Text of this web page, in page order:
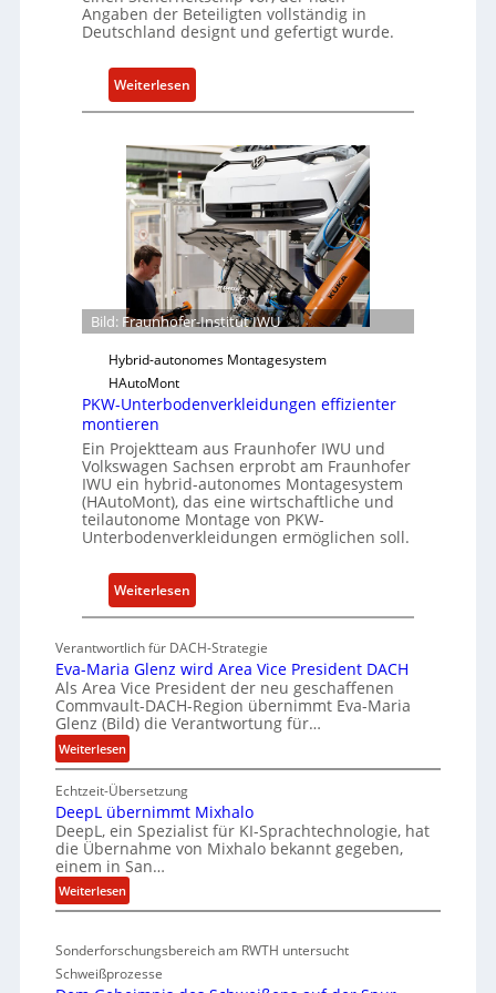
l
i
n
c
A
c
t
s
i
h
i
t
f
ü
r
o
f
a
e
u
n
d
K
Angaben der Beteiligten vollständig in
Deutschland designt und gefertigt wurde.
Weiterlesen
F
a
u
n
h
o
e
r
-
I
s
i
t
u
t
e
e
t
w
i
c
k
e
R
I
S
-
Bild: Fraunhofer-Institut IWU
Hybrid-autonomes Montagesystem
HAutoMont
PKW-Unterbodenverkleidungen effizienter
montieren
Ein Projektteam aus Fraunhofer IWU und
Volkswagen Sachsen erprobt am Fraunhofer
IWU ein hybrid-autonomes Montagesystem
(HAutoMont), das eine wirtschaftliche und
teilautonome Montage von PKW-
Unterbodenverkleidungen ermöglichen soll.
Weiterlesen
P
W
-
U
n
e
b
o
n
Verantwortlich für DACH-Strategie
Eva-Maria Glenz wird Area Vice President DACH
Als Area Vice President der neu geschaffenen
Commvault-DACH-Region übernimmt Eva-Maria
Glenz (Bild) die Verantwortung für…
Weiterlesen:
E
v
a
-
M
a
r
i
G
l
Echtzeit-Übersetzung
DeepL übernimmt Mixhalo
DeepL, ein Spezialist für KI-Sprachtechnologie, hat
die Übernahme von Mixhalo bekannt gegeben,
einem in San…
Weiterlesen:
D
e
p
Sonderforschungsbereich am RWTH untersucht
Schweißprozesse